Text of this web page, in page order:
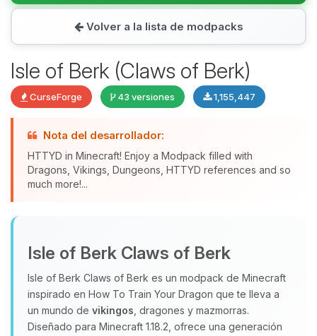
Volver a la lista de modpacks
Isle of Berk (Claws of Berk)
CurseForge 43 versiones 1,155,447
Nota del desarrollador:
HTTYD in Minecraft! Enjoy a Modpack filled with
Dragons, Vikings, Dungeons, HTTYD references and so
much more!...
Isle of Berk Claws of Berk
Isle of Berk Claws of Berk es un modpack de Minecraft
inspirado en How To Train Your Dragon que te lleva a
un mundo de vikingos , dragones y mazmorras.
Diseñado para Minecraft 1.18.2, ofrece una generación
asistente de BoxToPlay. Cuentame
que necesitas y moveré mis
pequenos circuitos para ayudarte.
09/08/2026 16:03